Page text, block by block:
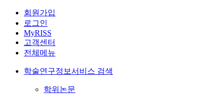
회원가입
로그인
MyRISS
고객센터
전체메뉴
학술연구정보서비스 검색
학위논문